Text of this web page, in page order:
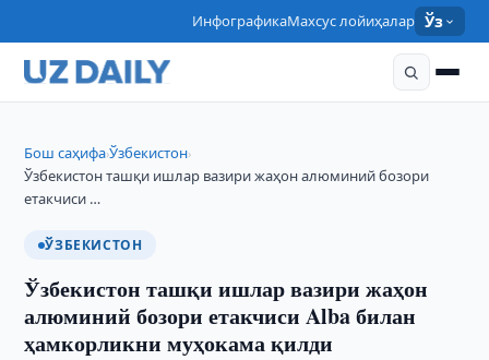
ИнфографикаМахсус лойиҳалар Ўз
Бош саҳифа›Ўзбекистон›
Ўзбекистон ташқи ишлар вазири жаҳон алюминий бозори
етакчиси …
ЎЗБЕКИСТОН
Ўзбекистон ташқи ишлар вазири жаҳон
алюминий бозори етакчиси Alba билан
ҳамкорликни муҳокама қилди